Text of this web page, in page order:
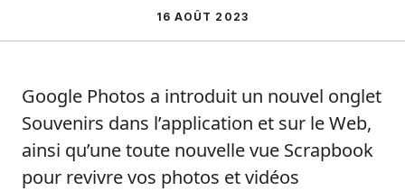
16 AOÛT 2023
Google Photos a introduit un nouvel onglet
Souvenirs dans l’application et sur le Web,
ainsi qu’une toute nouvelle vue Scrapbook
pour revivre vos photos et vidéos